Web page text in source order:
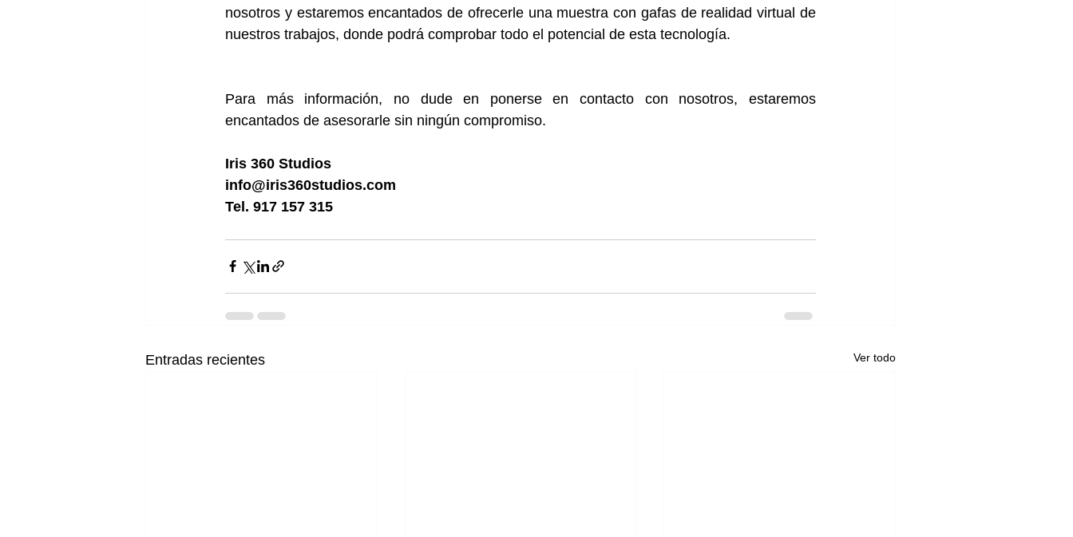
nosotros y estaremos encantados de ofrecerle una muestra con gafas de realidad virtual de
nuestros trabajos, donde podrá comprobar todo el potencial de esta tecnología.
Para más información, no dude en ponerse en contacto con nosotros, estaremos
encantados de asesorarle sin ningún compromiso.
Iris 360 Studios
info@iris360studios.com
Tel. 917 157 315
Entradas recientes Ver todo